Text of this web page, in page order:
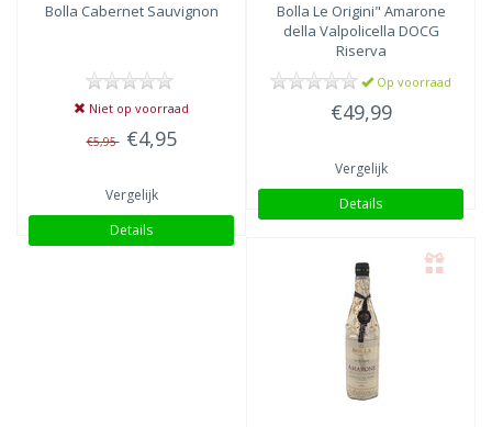
Bolla Cabernet Sauvignon
Niet op voorraad
€5,95 €4,95
Vergelijk
Details
Bolla Le Origini" Amarone
della Valpolicella DOCG
Riserva
Op voorraad
€49,99
Vergelijk
Details